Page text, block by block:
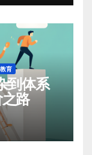
育
到体系
路